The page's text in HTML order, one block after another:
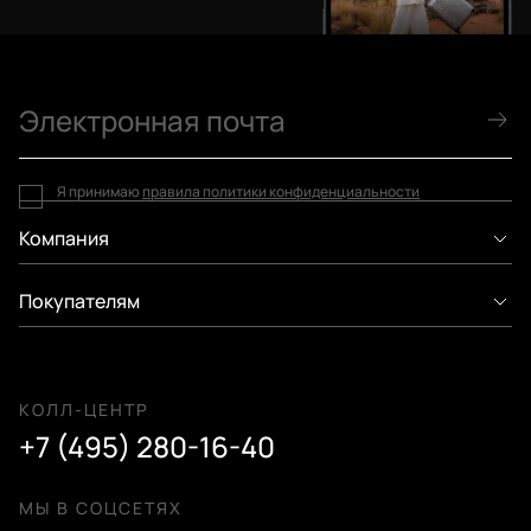
Компания
Покупателям
КОЛЛ-ЦЕНТР
+7 (495) 280-16-40
МЫ В СОЦСЕТЯХ
Я принимаю правила политики конфиденциальности